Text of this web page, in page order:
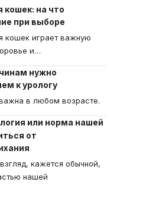
кошек: на что
при выборе
кошек играет важную
и…
нужно
к урологу
в любом возрасте.
или норма нашей
от
кажется обычной,
нашей